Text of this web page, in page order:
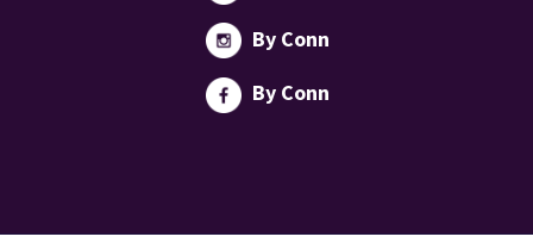
By Conn
By Conn